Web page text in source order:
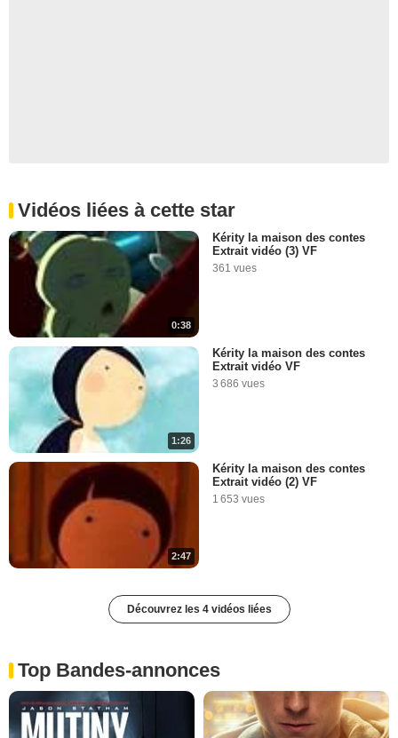
Vidéos liées à cette star
0:38
Kérity la maison des contes
Extrait vidéo (3) VF
361 vues
1:26
Kérity la maison des contes
Extrait vidéo VF
3 686 vues
2:47
Kérity la maison des contes
Extrait vidéo (2) VF
1 653 vues
Découvrez les 4 vidéos liées
Top Bandes-annonces